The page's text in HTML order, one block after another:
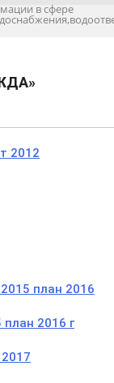
в сфере
2012
план 2016
2016 г